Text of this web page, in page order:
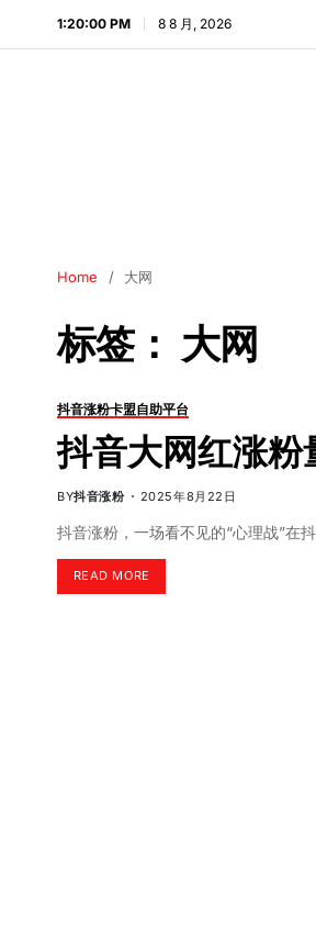
1:20:01 PM 8 8 月, 2026
Home 大网
标签： 大网
抖音涨粉卡盟自助平台
抖音大网红涨粉
BY抖音涨粉 2025年8月22日
抖音涨粉，一场看不见的“心理战”在
READ MORE